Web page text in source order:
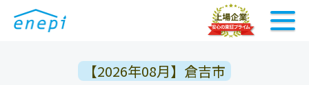
【2026年08月】倉吉市